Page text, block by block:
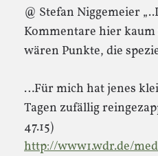
@ Stefan Niggemeier
Kommentare hier
wären Punkte, die
…Für mich hat jenes
Tagen zufällig
47.15)
http://www1.wdr.de/